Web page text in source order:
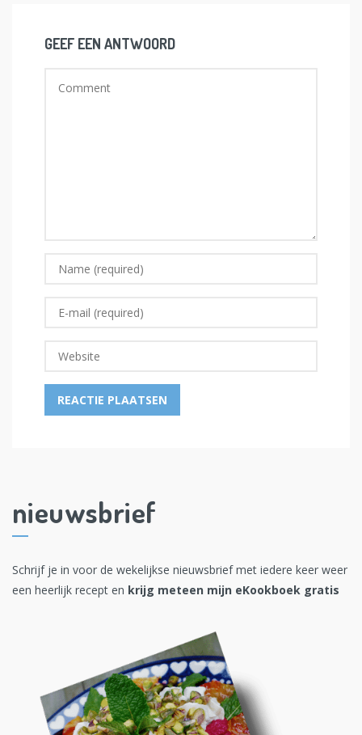
GEEF EEN ANTWOORD
nieuwsbrief
Schrijf je in voor de wekelijkse nieuwsbrief met iedere keer weer
een heerlijk recept en krijg meteen mijn eKookboek gratis